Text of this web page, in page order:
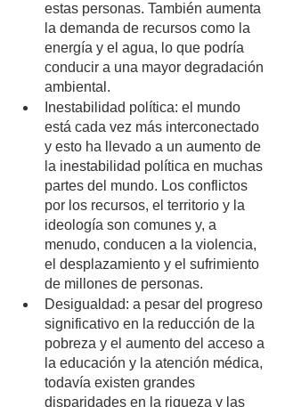
estas personas. También aumenta
la demanda de recursos como la
energía y el agua, lo que podría
conducir a una mayor degradación
ambiental.
Inestabilidad política: el mundo
está cada vez más interconectado
y esto ha llevado a un aumento de
la inestabilidad política en muchas
partes del mundo. Los conflictos
por los recursos, el territorio y la
ideología son comunes y, a
menudo, conducen a la violencia,
el desplazamiento y el sufrimiento
de millones de personas.
Desigualdad: a pesar del progreso
significativo en la reducción de la
pobreza y el aumento del acceso a
la educación y la atención médica,
todavía existen grandes
disparidades en la riqueza y las